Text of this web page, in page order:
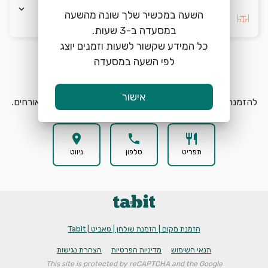
keyboard_arrow_down
בחרו העדפה *
הזמנת מקום
להזמנת מקום בצ'אנג בה קריות בחרו תאריך, שעה וכמות אורחים.
restaurant
תפריט
phone
טלפון
location_on
ניווט
הזמנת מקום | הזמנת שולחן | טאביט | Tabit
תנאי השימוש מדיניות הפרטיות הצהרת נגישות
This site is protected by reCAPTCHA and the Google
השעה במכשיר שלך שונה מהשעה
כל המידע שקשור לשעות וזמנים יוצג
לפי השעה במסעדה
אישור